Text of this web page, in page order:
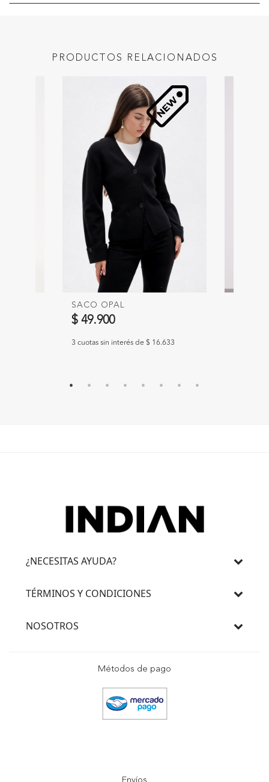
PRODUCTOS RELACIONADOS
SACO OPAL
$ 49.900
3 cuotas sin interés de $ 16.633
¿NECESITAS AYUDA?
TÉRMINOS Y CONDICIONES
NOSOTROS
Métodos de pago